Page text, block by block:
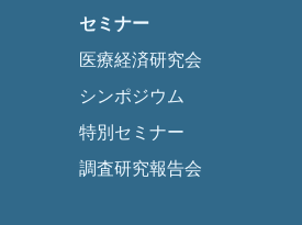
セミナー
医療経済研究会
シンポジウム
特別セミナー
調査研究報告会